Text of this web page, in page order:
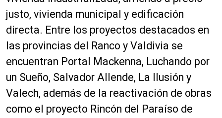
justo, vivienda municipal y edificación
directa. Entre los proyectos destacados en
las provincias del Ranco y Valdivia se
encuentran Portal Mackenna, Luchando por
un Sueño, Salvador Allende, La Ilusión y
Valech, además de la reactivación de obras
como el proyecto Rincón del Paraíso de